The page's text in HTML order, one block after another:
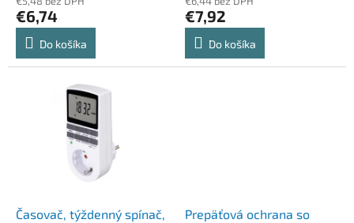
€6,74
Do košíka
€7,92
Do košíka
Časovač, týždenný spínač,
Prepäťová ochrana so